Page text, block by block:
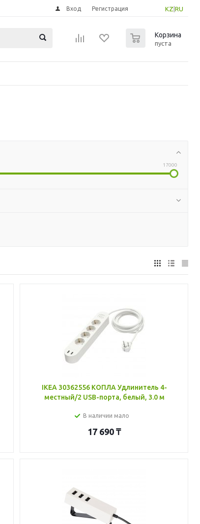
KZ RU
Вход Регистрация
Корзина
пуста
17000
IKEA 30362556 КОПЛА Удлинитель 4-
местный/2 USB-порта, белый, 3.0 м
В наличии мало
17 690 ₸